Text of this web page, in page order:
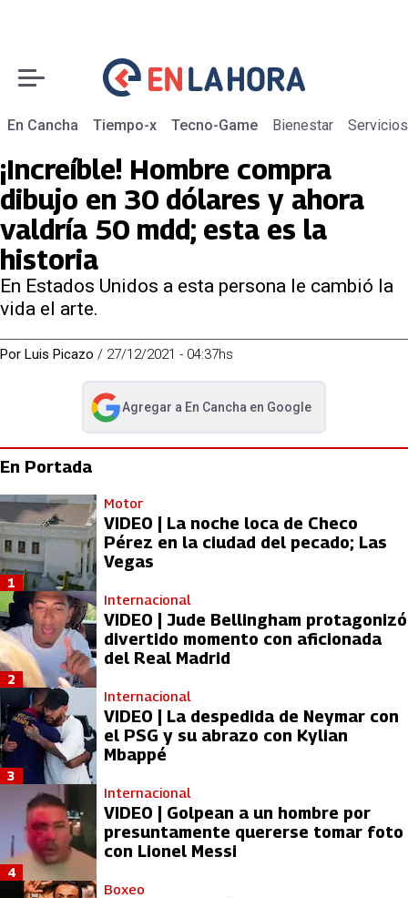
En Cancha Tiempo-x Tecno-Game Bienestar Servicios
¡Increíble! Hombre compra
dibujo en 30 dólares y ahora
valdría 50 mdd; esta es la
historia
En Estados Unidos a esta persona le cambió la
vida el arte.
Por Luis Picazo / 27/12/2021 - 04:37hs
Agregar a En Cancha en Google
abre en nueva pestaña
En Portada
Motor
VIDEO | La noche loca de Checo
Pérez en la ciudad del pecado; Las
Vegas
1
Internacional
VIDEO | Jude Bellingham protagonizó
divertido momento con aficionada
del Real Madrid
2
Internacional
VIDEO | La despedida de Neymar con
el PSG y su abrazo con Kylian
Mbappé
3
Internacional
VIDEO | Golpean a un hombre por
presuntamente quererse tomar foto
con Lionel Messi
4
Boxeo